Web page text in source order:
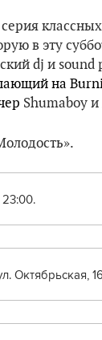
в эту
dj и sound
на
Shumaboy
23:00.
Октябрьская,